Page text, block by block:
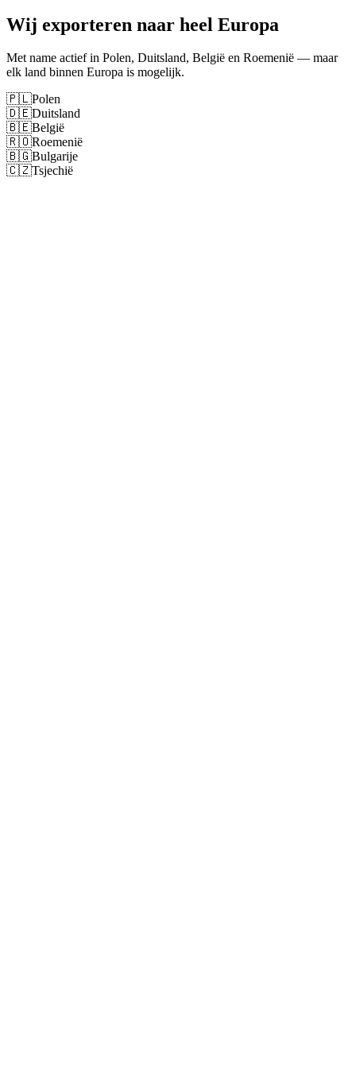
Wij exporteren naar heel Europa
Met name actief in Polen, Duitsland, België en Roemenië — maar
elk land binnen Europa is mogelijk.
🇵🇱Polen
🇩🇪Duitsland
🇧🇪België
🇷🇴Roemenië
🇧🇬Bulgarije
🇨🇿Tsjechië